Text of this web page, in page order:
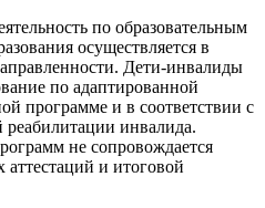
по образовательным
осуществляется в
Дети-инвалиды
по адаптированной
программе и в соответствии с
инвалида.
не сопровождается
и итоговой